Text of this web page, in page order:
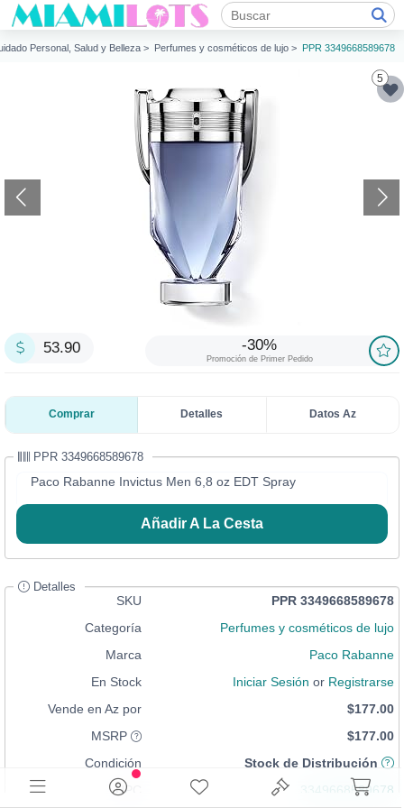
Personal, Salud y Belleza > Perfumes y cosméticos de lujo > PPR 3349668589678
5
53.90 -30%
Promoción de Primer Pedido
Comprar Detalles Datos Az
PPR 3349668589678
Paco Rabanne Invictus Men 6,8 oz EDT Spray
Añadir A La Cesta
Detalles
SKU
PPR 3349668589678
Categoría
Perfumes y cosméticos de lujo
Marca
Paco Rabanne
En Stock
Iniciar Sesión or Registrarse
Vende en Az por
$177.00
MSRP
$177.00
Condición
Stock de Distribución
UPC
3349668589678